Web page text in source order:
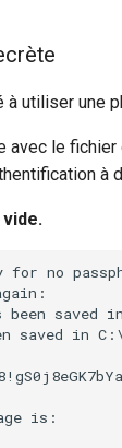
utiliser une
avec le
à